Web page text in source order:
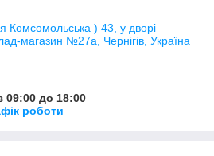
Комсомольська ) 43, у дворі
магазин №27a, Чернігів, Україна
09:00 до 18:00
роботи